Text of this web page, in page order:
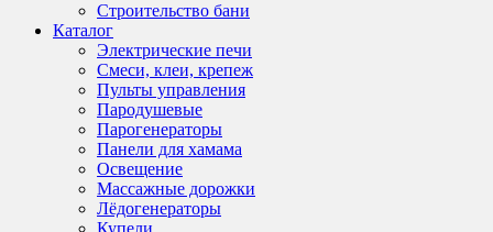
Строительство бани
Каталог
Электрические печи
Смеси, клеи, крепеж
Пульты управления
Пародушевые
Парогенераторы
Панели для хамама
Освещение
Массажные дорожки
Лёдогенераторы
Купели